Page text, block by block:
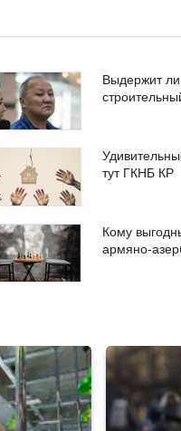
Выдержит
тут ГКНБ КР
Кому
армяно-